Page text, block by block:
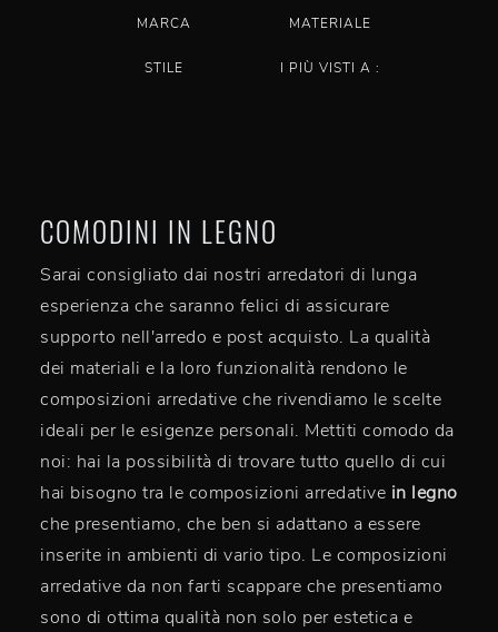
MARCA MATERIALE
STILE I PIÙ VISTI A :
COMODINI IN LEGNO
Sarai consigliato dai nostri arredatori di lunga
esperienza che saranno felici di assicurare
supporto nell'arredo e post acquisto. La qualità
dei materiali e la loro funzionalità rendono le
composizioni arredative che rivendiamo le scelte
ideali per le esigenze personali. Mettiti comodo da
noi: hai la possibilità di trovare tutto quello di cui
hai bisogno tra le composizioni arredative in legno
che presentiamo, che ben si adattano a essere
inserite in ambienti di vario tipo. Le composizioni
arredative da non farti scappare che presentiamo
sono di ottima qualità non solo per estetica e